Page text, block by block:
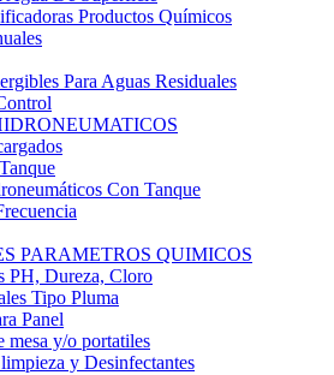
Productos Químicos
Para Aguas Residuales
Con Tanque
PARAMETROS QUIMICOS
PH, Dureza, Cloro
Tipo Pluma
Panel
mesa y/o portatiles
y Desinfectantes